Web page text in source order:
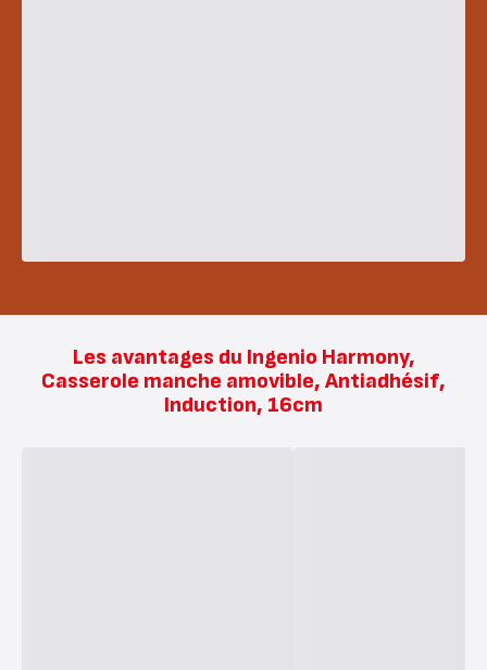
Les avantages du Ingenio Harmony,
Casserole manche amovible, Antiadhésif,
Induction, 16cm